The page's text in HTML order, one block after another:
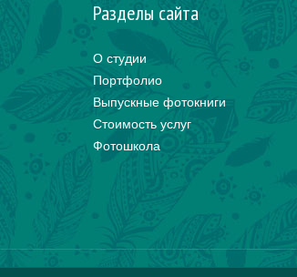
Разделы сайта
О студии
Портфолио
Выпускные фотокниги
Стоимость услуг
Фотошкола